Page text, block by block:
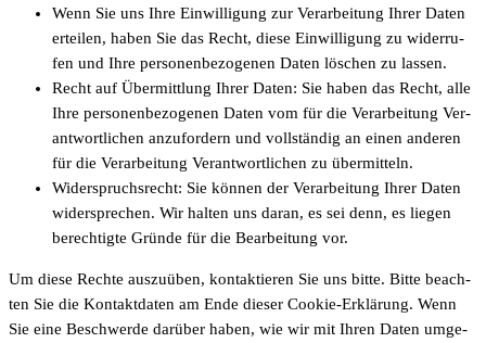
Wenn Sie uns Ihre Ein­wil­li­gung zur Ver­ar­bei­tung Ihrer Daten
ertei­len, haben Sie das Recht, die­se Ein­wil­li­gung zu wider­ru­
fen und Ihre per­so­nen­be­zo­ge­nen Daten löschen zu lassen.
Recht auf Über­mitt­lung Ihrer Daten: Sie haben das Recht, alle
Ihre per­so­nen­be­zo­ge­nen Daten vom für die Ver­ar­bei­tung Ver­
ant­wort­li­chen anzu­for­dern und voll­stän­dig an einen ande­ren
für die Ver­ar­bei­tung Ver­ant­wort­li­chen zu übermitteln.
Wider­spruchs­recht: Sie kön­nen der Ver­ar­bei­tung Ihrer Daten
wider­spre­chen. Wir hal­ten uns dar­an, es sei denn, es lie­gen
berech­tig­te Grün­de für die Bear­bei­tung vor.
Um die­se Rech­te aus­zu­üben, kon­tak­tie­ren Sie uns bit­te. Bit­te beach­
ten Sie die Kon­takt­da­ten am Ende die­ser Coo­kie-Erklä­rung. Wenn
Sie eine Beschwer­de dar­über haben, wie wir mit Ihren Daten umge­